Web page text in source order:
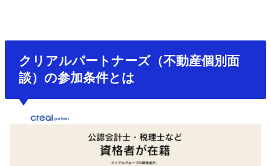
クリアルパートナーズ（不動産個別面
談）の参加条件とは